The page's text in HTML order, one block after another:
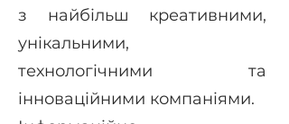
з найбільш креативними,
унікальними,
технологічними та
інноваційними компаніями.